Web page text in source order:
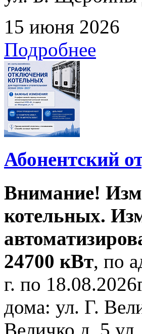
15 июня 2026
Подробнее
Абонентский
Внимание!
котельных.
24700 кВт, по
г. по
дома: ул. Г.